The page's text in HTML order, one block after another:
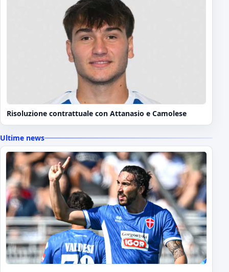
Risoluzione contrattuale con Attanasio e Camolese
Ultime news